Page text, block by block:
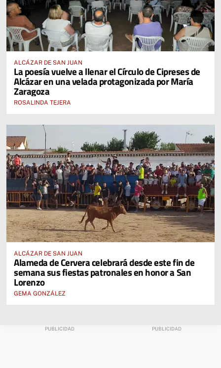
ALCÁZAR DE SAN JUAN
La poesía vuelve a llenar el Círculo de Cipreses de
Alcázar en una velada protagonizada por María
Zaragoza
ROSALINDA TEJERA
ALCÁZAR DE SAN JUAN
Alameda de Cervera celebrará desde este fin de
semana sus fiestas patronales en honor a San
Lorenzo
GEMA GONZÁLEZ